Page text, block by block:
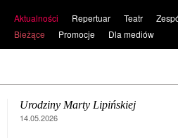
Aktualności
Bieżące
Promocje Dla mediów
Repertuar Teatr
Urodziny Marty Lipińskiej
14.05.2026